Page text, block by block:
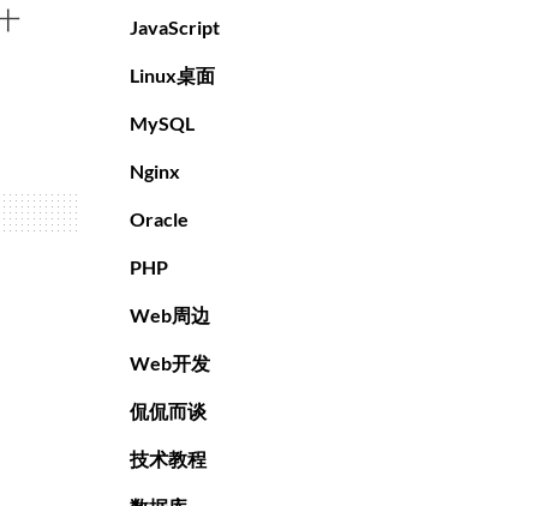
JavaScript
Linux桌面
MySQL
Nginx
Oracle
PHP
Web周边
Web开发
侃侃而谈
技术教程